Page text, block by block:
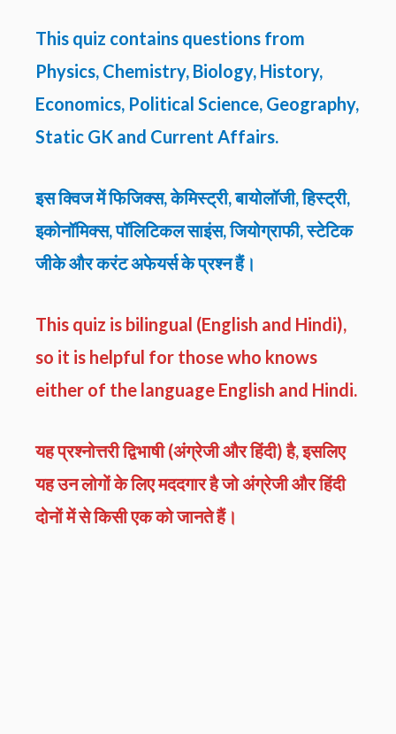
This quiz contains questions from
Physics, Chemistry, Biology, History,
Economics, Political Science, Geography,
Static GK and Current Affairs.
इस क्विज में फिजिक्स, केमिस्ट्री, बायोलॉजी, हिस्ट्री,
इकोनॉमिक्स, पॉलिटिकल साइंस, जियोग्राफी, स्टेटिक
जीके और करंट अफेयर्स के प्रश्न हैं।
This quiz is bilingual (English and Hindi),
so it is helpful for those who knows
either of the language English and Hindi.
यह प्रश्नोत्तरी द्विभाषी (अंग्रेजी और हिंदी) है, इसलिए
यह उन लोगों के लिए मददगार है जो अंग्रेजी और हिंदी
दोनों में से किसी एक को जानते हैं।